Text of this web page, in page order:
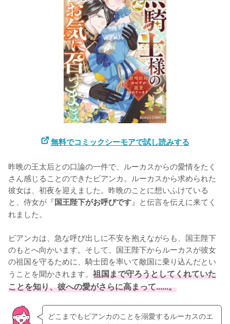
無料でコミックシーモアで試し読みする
昨晩の王太后との口論の一件で、ルーカスからの愛情をたく
さん感じることのできたビアンカ。ルーカスから求められた
彼女は、初夜を迎えました。昨晩のことに想いふけている
と、侍女が『国王陛下がお呼びです』と伝言を伝えに来てく
れました。
ビアンカは、急な呼び出しに不安を抱えながらも、国王陛下
のもとへ向かいます。そして、国王陛下からルーカスが彼女
の祖国を守るために、騎士団を率いて敵国に乗り込んだとい
うことを聞かされます。 祖国まで守ろうとしてくれていた
ことを知り、彼への愛がさらに高まって......。
どこまでもビアンカのことを溺愛するルーカスのエ